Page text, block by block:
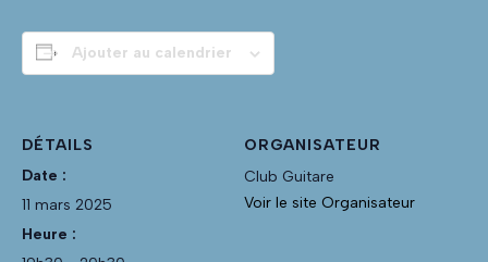
Ajouter au calendrier
DÉTAILS
Date :
11 mars 2025
Heure :
ORGANISATEUR
Club Guitare
Voir le site Organisateur